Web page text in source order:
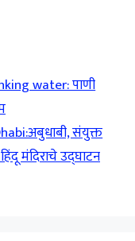
water: पाणी
संयुक्त
मंदिराचे उद्घाटन